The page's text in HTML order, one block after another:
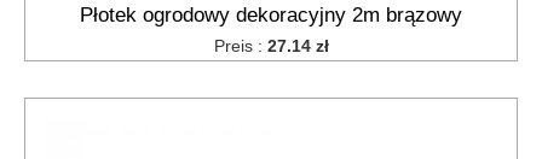
Płotek ogrodowy dekoracyjny 2m brązowy
Preis : 27.14 zł